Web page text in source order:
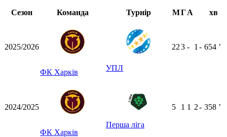
Сезон
Команда Турнір МГА хв
2025/2026
ФК Харків УПЛ
223 - 1 - 654 ʼ
2024/2025
ФК Харків
Перша ліга
5 1 1 2- 358 ʼ